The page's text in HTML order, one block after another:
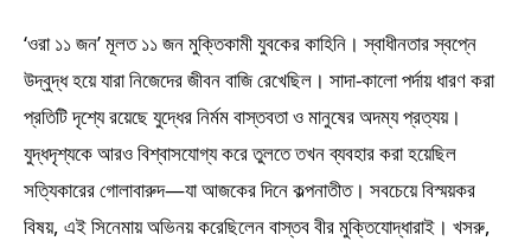
‘ওরা ১১ জন’ মূলত ১১ জন মুক্তিকামী যুবকের কাহিনি। স্বাধীনতার স্বপ্নে
উদ্বুদ্ধ হয়ে যারা নিজেদের জীবন বাজি রেখেছিল। সাদা-কালো পর্দায় ধারণ করা
প্রতিটি দৃশ্যে রয়েছে যুদ্ধের নির্মম বাস্তবতা ও মানুষের অদম্য প্রত্যয়।
যুদ্ধদৃশ্যকে আরও বিশ্বাসযোগ্য করে তুলতে তখন ব্যবহার করা হয়েছিল
সত্যিকারের গোলাবারুদ—যা আজকের দিনে কল্পনাতীত। সবচেয়ে বিস্ময়কর
বিষয়, এই সিনেমায় অভিনয় করেছিলেন বাস্তব বীর মুক্তিযোদ্ধারাই। খসরু,